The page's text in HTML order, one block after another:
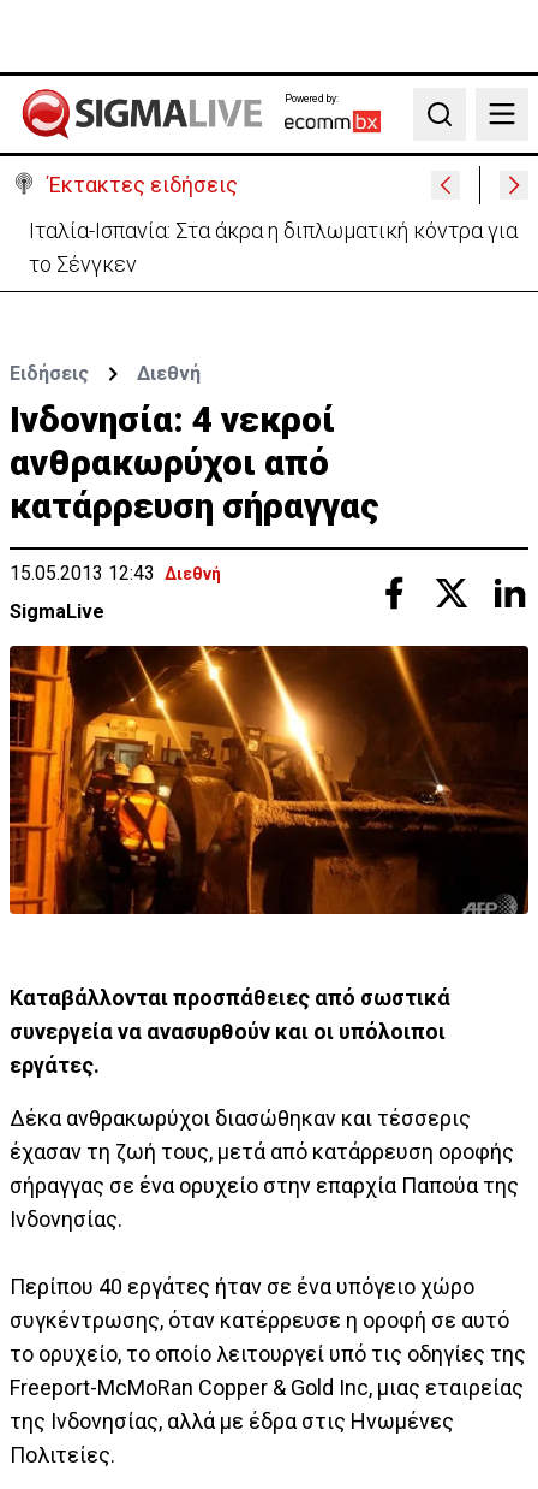
Powered by:
Search
Έκτακτες ειδήσεις
Ιταλία-Ισπανία: Στα άκρα η διπλωματική κόντρα για
το Σένγκεν
Ειδήσεις Διεθνή
Ινδονησία: 4 νεκροί
ανθρακωρύχοι από
κατάρρευση σήραγγας
15.05.2013 12:43 Διεθνή
SigmaLive
Kαταβάλλονται προσπάθειες από σωστικά
συνεργεία να ανασυρθούν και οι υπόλοιποι
εργάτες.
Δέκα ανθρακωρύχοι διασώθηκαν και τέσσερις
έχασαν τη ζωή τους, μετά από κατάρρευση οροφής
σήραγγας σε ένα ορυχείο στην επαρχία Παπούα της
Ινδονησίας.
Περίπου 40 εργάτες ήταν σε ένα υπόγειο χώρο
συγκέντρωσης, όταν κατέρρευσε η οροφή σε αυτό
το ορυχείο, το οποίο λειτουργεί υπό τις οδηγίες της
Freeport-McMoRan Copper & Gold Inc, μιας εταιρείας
της Ινδονησίας, αλλά με έδρα στις Ηνωμένες
Πολιτείες.